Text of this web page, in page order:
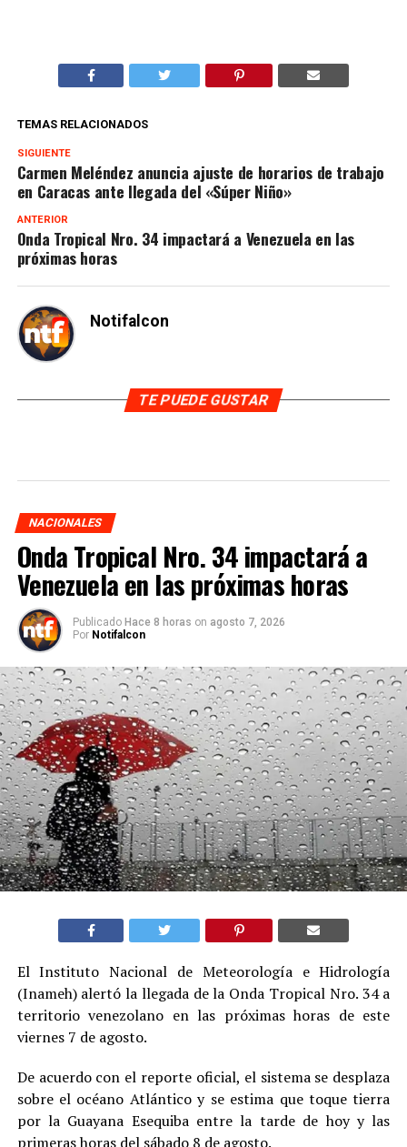
TEMAS RELACIONADOS
SIGUIENTE
Carmen Meléndez anuncia ajuste de horarios de trabajo
en Caracas ante llegada del «Súper Niño»
ANTERIOR
Onda Tropical Nro. 34 impactará a Venezuela en las
próximas horas
Notifalcon
TE PUEDE GUSTAR
NACIONALES
Onda Tropical Nro. 34 impactará a
Venezuela en las próximas horas
Publicado Hace 8 horas on agosto 7, 2026
Por Notifalcon
El Instituto Nacional de Meteorología e Hidrología
(Inameh) alertó la llegada de la Onda Tropical Nro. 34 a
territorio venezolano en las próximas horas de este
viernes 7 de agosto.
De acuerdo con el reporte oficial, el sistema se desplaza
sobre el océano Atlántico y se estima que toque tierra
por la Guayana Esequiba entre la tarde de hoy y las
primeras horas del sábado 8 de agosto.